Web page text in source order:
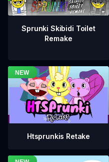
Sprunki Skibidi Toilet
Remake
Htsprunkis Retake